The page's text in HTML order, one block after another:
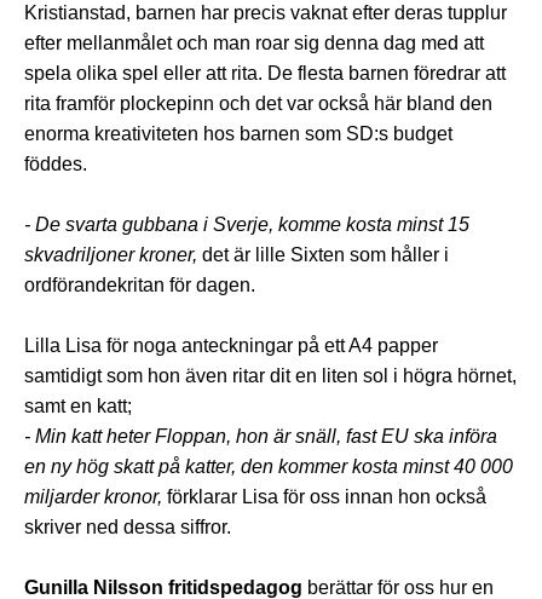
Kristianstad, barnen har precis vaknat efter deras tupplur
efter mellanmålet och man roar sig denna dag med att
spela olika spel eller att rita. De flesta barnen föredrar att
rita framför plockepinn och det var också här bland den
enorma kreativiteten hos barnen som SD:s budget
föddes.
- De svarta gubbana i Sverje, komme kosta minst 15
skvadriljoner kroner, det är lille Sixten som håller i
ordförandekritan för dagen.
Lilla Lisa för noga anteckningar på ett A4 papper
samtidigt som hon även ritar dit en liten sol i högra hörnet,
samt en katt;
- Min katt heter Floppan, hon är snäll, fast EU ska införa
en ny hög skatt på katter, den kommer kosta minst 40 000
miljarder kronor, förklarar Lisa för oss innan hon också
skriver ned dessa siffror.
Gunilla Nilsson fritidspedagog berättar för oss hur en